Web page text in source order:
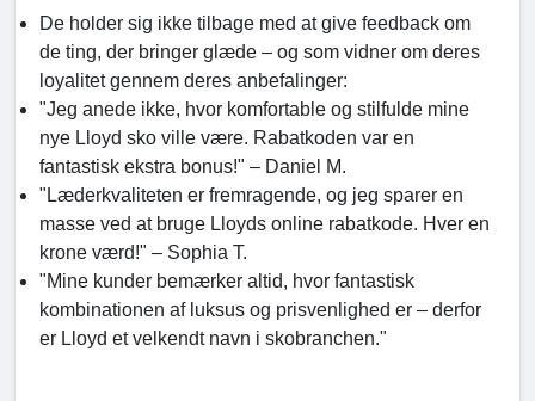
De holder sig ikke tilbage med at give feedback om
de ting, der bringer glæde – og som vidner om deres
loyalitet gennem deres anbefalinger:
"Jeg anede ikke, hvor komfortable og stilfulde mine
nye Lloyd sko ville være. Rabatkoden var en
fantastisk ekstra bonus!" – Daniel M.
"Læderkvaliteten er fremragende, og jeg sparer en
masse ved at bruge Lloyds online rabatkode. Hver en
krone værd!" – Sophia T.
"Mine kunder bemærker altid, hvor fantastisk
kombinationen af luksus og prisvenlighed er – derfor
er Lloyd et velkendt navn i skobranchen."